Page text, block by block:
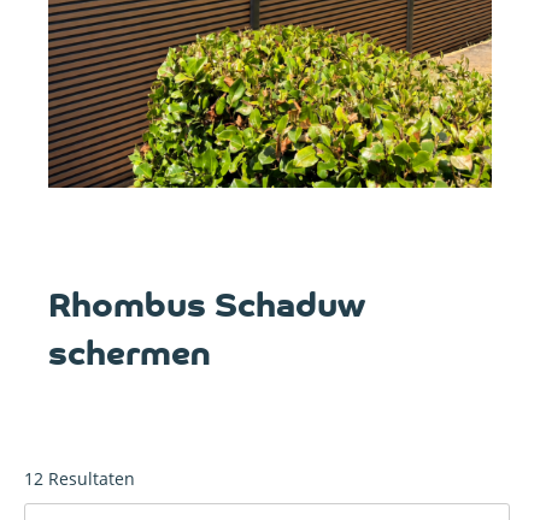
Rhombus Schaduw
schermen
12 Resultaten